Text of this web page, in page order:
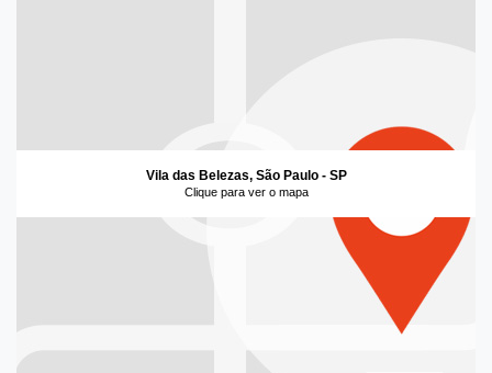
Vila das Belezas, São Paulo - SP
Clique para ver o mapa